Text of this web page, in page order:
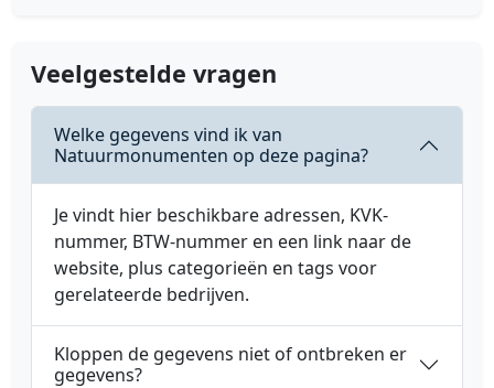
Veelgestelde vragen
Welke gegevens vind ik van
Natuurmonumenten op deze pagina?
Je vindt hier beschikbare adressen, KVK-
nummer, BTW-nummer en een link naar de
website, plus categorieën en tags voor
gerelateerde bedrijven.
Kloppen de gegevens niet of ontbreken er
gegevens?